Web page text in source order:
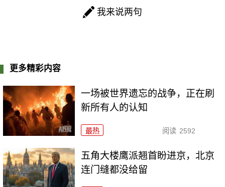
我来说两句
更多精彩内容
一场被世界遗忘的战争，正在刷
新所有人的认知
最热 阅读 2592
五角大楼鹰派翘首盼进京，北京
连门缝都没给留